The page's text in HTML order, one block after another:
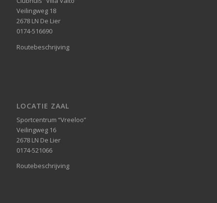
Veilingweg 18
2678 LN De Lier
0174-516690
Routebeschrijving
LOCATIE ZAAL
Sportcentrum “Vreeloo”
Veilingweg 16
2678 LN De Lier
0174-521066
Routebeschrijving